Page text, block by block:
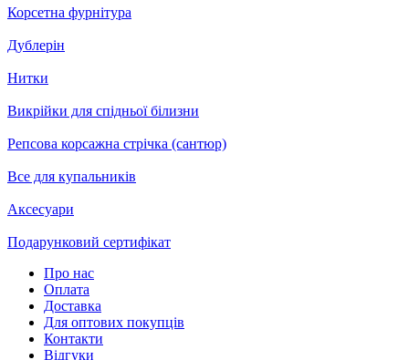
Корсетна фурнітура
Дублерін
Нитки
Викрійки для спідньої білизни
Репсова корсажна стрічка (сантюр)
Все для купальників
Аксесуари
Подарунковий сертифікат
Про нас
Оплата
Доставка
Для оптових покупців
Контакти
Відгуки